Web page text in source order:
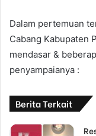
Dalam pertemuan
Cabang Kabupaten
mendasar &
penyampaianya :
Berita Terkait